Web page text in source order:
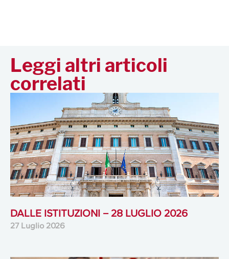
Leggi altri articoli
correlati
DALLE ISTITUZIONI – 28 LUGLIO 2026
27 Luglio 2026